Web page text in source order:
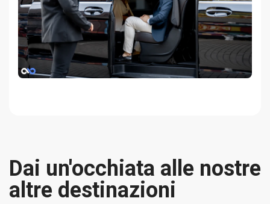
Dai un'occhiata alle nostre
altre destinazioni